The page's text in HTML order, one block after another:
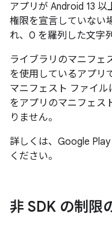
アプリが Android 13
権限を宣言していない
れ、0 を羅列した文字
ライブラリのマニフェ
を使用しているアプリ
マニフェスト ファイ
をアプリのマニフェス
りません。
詳しくは、Google
ください。
非 SDK の制限